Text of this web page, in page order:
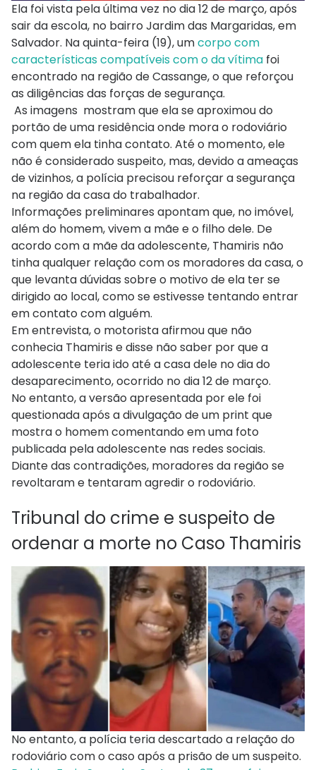
Ela foi vista pela última vez no dia 12 de março, após
sair da escola, no bairro Jardim das Margaridas, em
Salvador. Na quinta-feira (19), umcorpo com
características compatíveis com o da vítima foi
encontrado na região de Cassange, o que reforçou
as diligências das forças de segurança.
As imagens mostram que ela se aproximou do
portão de uma residência onde mora o rodoviário
com quem ela tinha contato. Até o momento, ele
não é considerado suspeito, mas, devido a ameaças
de vizinhos, a polícia precisou reforçar a segurança
na região da casa do trabalhador.
Informações preliminares apontam que, no imóvel,
além do homem, vivem a mãe e o filho dele. De
acordo com a mãe da adolescente, Thamiris não
tinha qualquer relação com os moradores da casa, o
que levanta dúvidas sobre o motivo de ela ter se
dirigido ao local, como se estivesse tentando entrar
em contato com alguém.
Em entrevista, o motorista afirmou que não
conhecia Thamiris e disse não saber por que a
adolescente teria ido até a casa dele no dia do
desaparecimento, ocorrido no dia 12 de março.
No entanto, a versão apresentada por ele foi
questionada após a divulgação de um print que
mostra o homem comentando em uma foto
publicada pela adolescente nas redes sociais.
Diante das contradições, moradores da região se
revoltaram e tentaram agredir o rodoviário.
Tribunal do crime e suspeito de
ordenar a morte no Caso Thamiris
No entanto, a polícia teria descartado a relação do
rodoviário com o caso após a prisão de um suspeito.